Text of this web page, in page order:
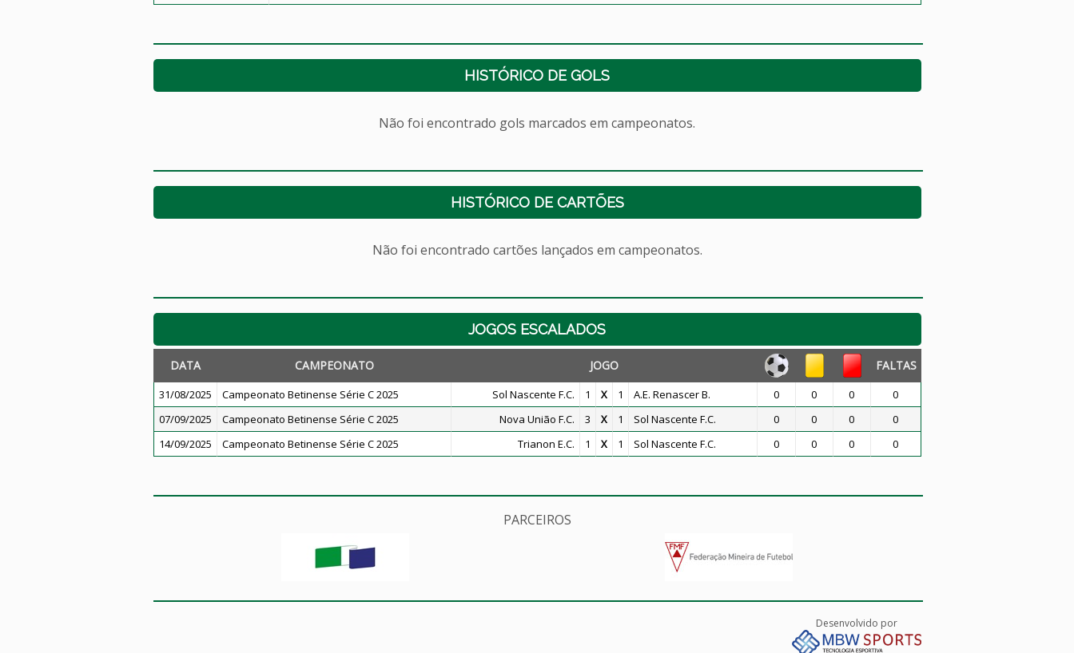
HISTÓRICO DE GOLS
Não foi encontrado gols marcados em campeonatos.
HISTÓRICO DE CARTÕES
Não foi encontrado cartões lançados em campeonatos.
JOGOS ESCALADOS
DATA CAMPEONATO JOGO FALTAS
31/08/2025 Campeonato Betinense Série C 2025 Sol Nascente F.C. 1 X 1 A.E. Renascer B. 0 0 0
0
07/09/2025
Campeonato Betinense Série C 2025 Nova União F.C. 3 X 1 Sol Nascente F.C. 0 0 0
0
14/09/2025
Campeonato Betinense Série C 2025 Trianon E.C. 1 X 1 Sol Nascente F.C. 0 0 0 0
PARCEIROS
Desenvolvido por